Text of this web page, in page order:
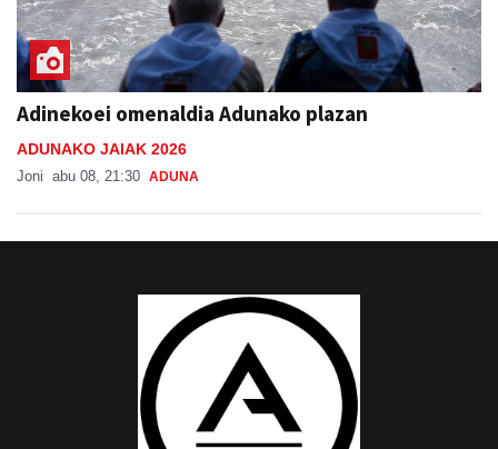
Adinekoei omenaldia Adunako plazan
ADUNAKO JAIAK 2026
Joni abu 08, 21:30 ADUNA